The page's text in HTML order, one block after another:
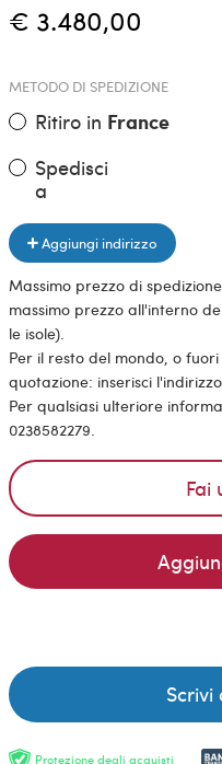
€ 3.480,00
METODO DI SPEDIZIONE
Ritiro in France
Spedisci
a
Aggiungi indirizzo
Massimo prezzo di
massimo prezzo all'interno
le isole).
Per il resto del mondo, o
quotazione: inserisci
Per qualsiasi ulteriore
0238582279.
Fai
Scrivi
Protezione degli acquisti